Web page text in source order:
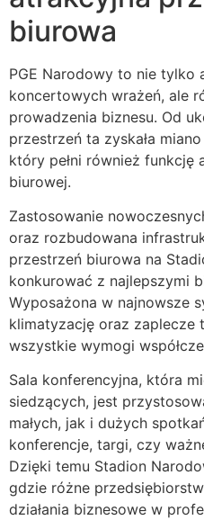
biurowa
PGE Narodowy to nie tylko
koncertowych wrażeń, ale
prowadzenia biznesu. Od
przestrzeń ta zyskała
który pełni również funkcję
biurowej.
Zastosowanie
oraz rozbudowana
przestrzeń biurowa na
konkurować z najlepszymi
Wyposażona w najnowsze
klimatyzację oraz zaplecze
wszystkie wymogi
Sala konferencyjna, która
siedzących, jest
małych, jak i dużych
konferencje, targi, czy
Dzięki temu Stadion
gdzie różne
działania biznesowe w